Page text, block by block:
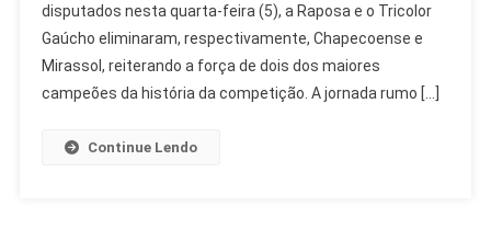
Às
Quartas
Da
Copa
disputados nesta quarta-feira (5), a Raposa e o Tricolor
Gaúcho eliminaram, respectivamente, Chapecoense e
Mirassol, reiterando a força de dois dos maiores
campeões da história da competição. A jornada rumo […]
Continue Lendo